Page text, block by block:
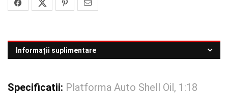
Informații suplimentare
Specificatii: Platforma Auto Shell Oil, 1:18